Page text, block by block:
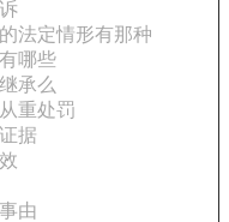
法定情形有那种
哪些
承么
重处罚
据
由